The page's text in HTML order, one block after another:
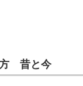
方 昔と今